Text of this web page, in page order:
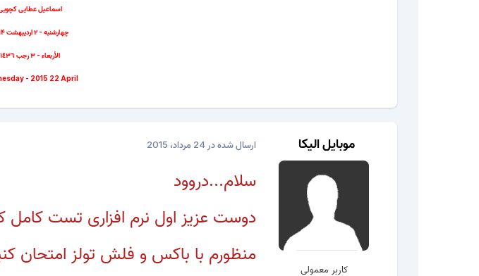
اسماعیل عطایی
چهارشنبه - ۲ اردیبهشت ۱۳۹۴
الأربعاء - ٣ رجب ١٤٣٦
- 2015 22 April
موبایل الیکا
کاربر معمولی
ارسال شده در 24 مرداد، 2015
سلام...دروود
دوست عزیز اول نرم افزاری تست کامل
منظورم با باکس و فلش تولز امتحان